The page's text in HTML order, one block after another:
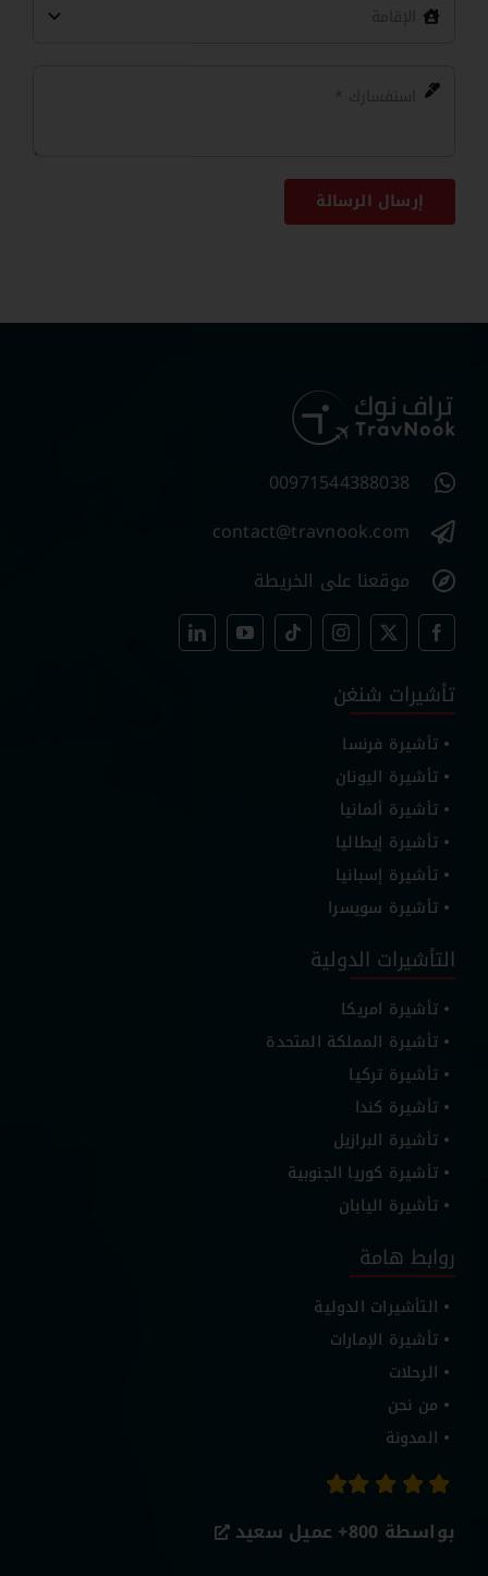
+971
إرسال الرسالة
00971544388038
contact@travnook.com
موقعنا على الخريطة
تأشيرات شنغن
تأشيرة فرنسا
تأشيرة اليونان
تأشيرة ألمانيا
تأشيرة إيطاليا
تأشيرة إسبانيا
تأشيرة سويسرا
التأشيرات الدولية
تأشيرة امريكا
تأشيرة المملكة المتحدة
تأشيرة تركيا
تأشيرة كندا
تأشيرة البرازيل
تأشيرة كوريا الجنوبية
تأشيرة اليابان
روابط هامة
التأشيرات الدولية
تأشيرة الإمارات
الرحلات
من نحن
المدونة
بواسطة 800+ عميل سعيد